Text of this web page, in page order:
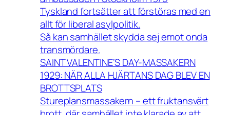
Tyskland fortsätter att förstöras med en
allt för liberal asylpolitik.
Så kan samhället skydda sej emot onda
transmördare.
SAINT VALENTINE’S DAY-MASSAKERN
1929: NÄR ALLA HJÄRTANS DAG BLEV EN
BROTTSPLATS
Stureplansmassakern – ett fruktansvärt